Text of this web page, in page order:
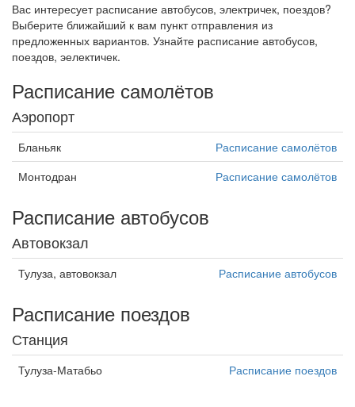
Вас интересует расписание автобусов, электричек, поездов?
Выберите ближайший к вам пункт отправления из
предложенных вариантов. Узнайте расписание автобусов,
поездов, эелектичек.
Расписание самолётов
Аэропорт
Бланьяк
Расписание самолётов
Монтодран
Расписание самолётов
Расписание автобусов
Автовокзал
Тулуза, автовокзал Расписание автобусов
Расписание поездов
Станция
Тулуза-Матабьо Расписание поездов